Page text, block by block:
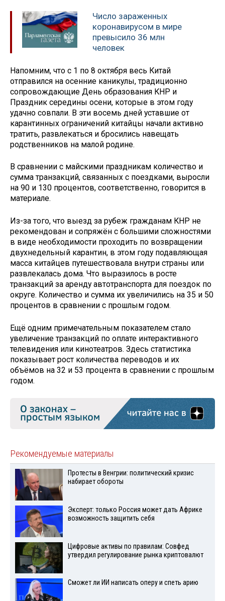
Число зараженных
коронавирусом в мире
превысило 36 млн
человек
Напомним, что с 1 по 8 октября весь Китай
отправился на осенние каникулы, традиционно
сопровождающие День образования КНР и
Праздник середины осени, которые в этом году
удачно совпали. В эти восемь дней уставшие от
карантинных ограничений китайцы начали активно
тратить, развлекаться и бросились навещать
родственников на малой родине.
В сравнении с майскими праздникам количество и
сумма транзакций, связанных с поездками, выросли
на 90 и 130 процентов, соответственно, говорится в
материале.
Из-за того, что выезд за рубеж гражданам КНР не
рекомендован и сопряжён с большими сложностями
в виде необходимости проходить по возвращении
двухнедельный карантин, в этом году подавляющая
масса китайцев путешествовала внутри страны или
развлекалась дома. Что выразилось в росте
транзакций за аренду автотранспорта для поездок по
округе. Количество и сумма их увеличились на 35 и 50
процентов в сравнении с прошлым годом.
Ещё одним примечательным показателем стало
увеличение транзакций по оплате интерактивного
телевидения или кинотеатров. Здесь статистика
показывает рост количества переводов и их
объёмов на 32 и 53 процента в сравнении с прошлым
годом.
Рекомендуемые материалы
Протесты в Венгрии: политический кризис
набирает обороты
Эксперт: только Россия может дать Африке
возможность защитить себя
Цифровые активы по правилам: Совфед
утвердил регулирование рынка криптовалют
Сможет ли ИИ написать оперу и спеть арию